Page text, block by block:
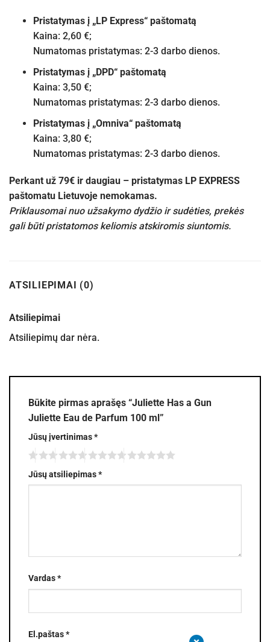
Pristatymas į „LP Express“ paštomatą
Kaina: 2,60 €;
Numatomas pristatymas: 2-3 darbo dienos.
Pristatymas į „DPD“ paštomatą
Kaina: 3,50 €;
Numatomas pristatymas: 2-3 darbo dienos.
Pristatymas į „Omniva“ paštomatą
Kaina: 3,80 €;
Numatomas pristatymas: 2-3 darbo dienos.
Perkant už 79€ ir daugiau – pristatymas LP EXPRESS
paštomatu Lietuvoje nemokamas.
Priklausomai nuo užsakymo dydžio ir sudėties, prekės
gali būti pristatomos keliomis atskiromis siuntomis.
ATSILIEPIMAI (0)
Atsiliepimai
Atsiliepimų dar nėra.
Būkite pirmas aprašęs “Juliette Has a Gun
Juliette Eau de Parfum 100 ml”
Jūsų įvertinimas*
Jūsų atsiliepimas*
Vardas*
El.paštas*